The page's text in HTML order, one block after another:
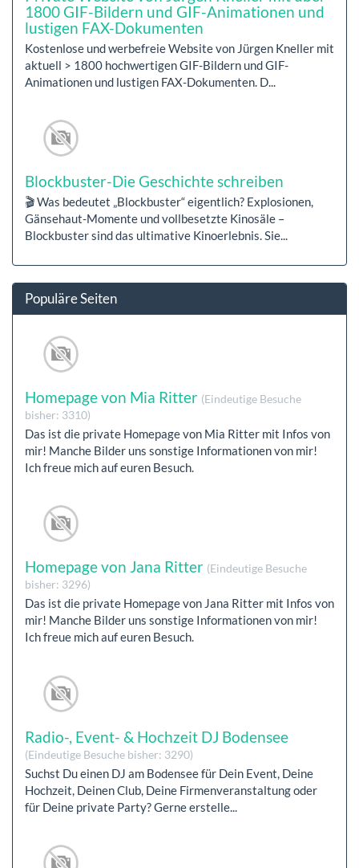
1800 GIF-Bildern und GIF-Animationen und
lustigen FAX-Dokumenten
Kostenlose und werbefreie Website von Jürgen Kneller mit
aktuell > 1800 hochwertigen GIF-Bildern und GIF-
Animationen und lustigen FAX-Dokumenten. D...
Blockbuster-Die Geschichte schreiben
🎬 Was bedeutet „Blockbuster“ eigentlich? Explosionen,
Gänsehaut-Momente und vollbesetzte Kinosäle –
Blockbuster sind das ultimative Kinoerlebnis. Sie...
Populäre Seiten
Homepage von Mia Ritter (Eindeutige Besuche
bisher: 3310)
Das ist die private Homepage von Mia Ritter mit Infos von
mir! Manche Bilder uns sonstige Informationen von mir!
Ich freue mich auf euren Besuch.
Homepage von Jana Ritter (Eindeutige Besuche
bisher: 3296)
Das ist die private Homepage von Jana Ritter mit Infos von
mir! Manche Bilder uns sonstige Informationen von mir!
Ich freue mich auf euren Besuch.
Radio-, Event- & Hochzeit DJ Bodensee
(Eindeutige Besuche bisher: 3290)
Suchst Du einen DJ am Bodensee für Dein Event, Deine
Hochzeit, Deinen Club, Deine Firmenveranstaltung oder
für Deine private Party? Gerne erstelle...